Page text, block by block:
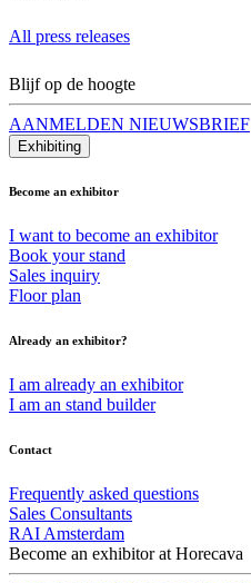
All press releases
Blijf op de hoogte
AANMELDEN NIEUWSBRIEF
Exhibiting
Become an exhibitor
I want to become an exhibitor
Book your stand
Sales inquiry
Floor plan
Already an exhibitor?
I am already an exhibitor
I am an stand builder
Contact
Frequently asked questions
Sales Consultants
RAI Amsterdam
Become an exhibitor at Horecava